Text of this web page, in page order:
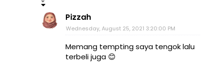
Pizzah
Wednesday, August 25, 2021 3:20:00 PM
Memang tempting saya tengok lalu
terbeli juga 😊